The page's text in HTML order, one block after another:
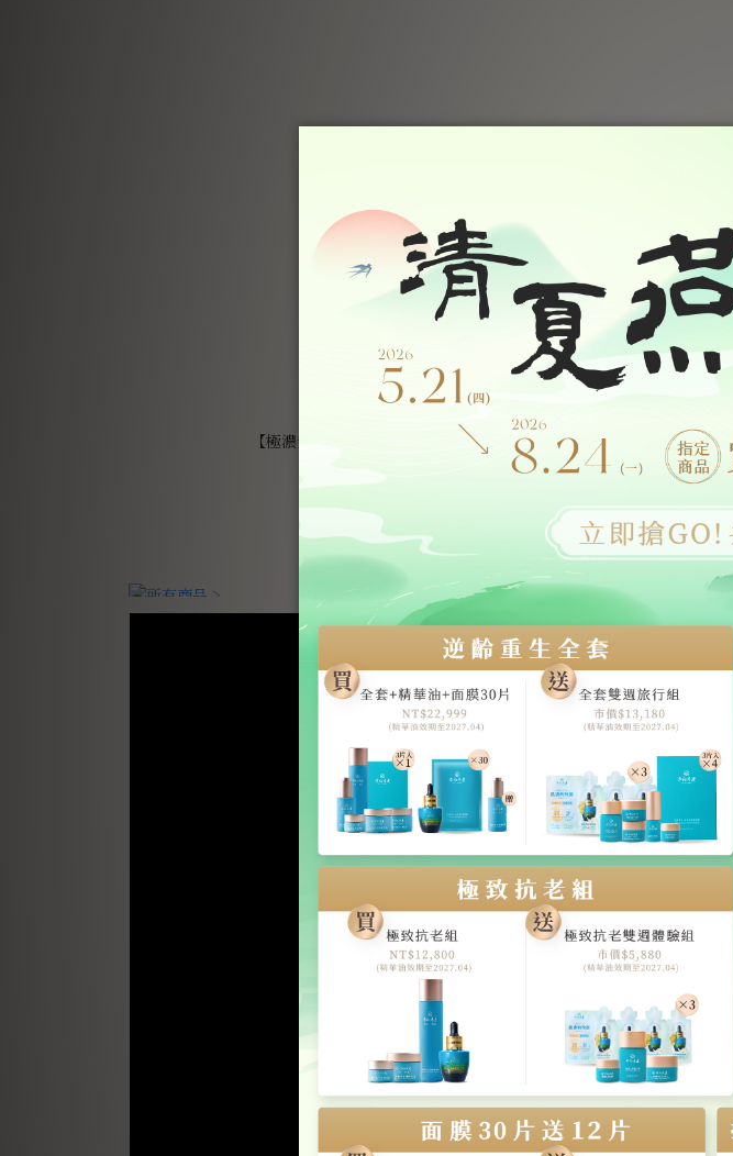
【極濃叁拾・燕窩禮盒】極濃燕窩・40ml・30罐入